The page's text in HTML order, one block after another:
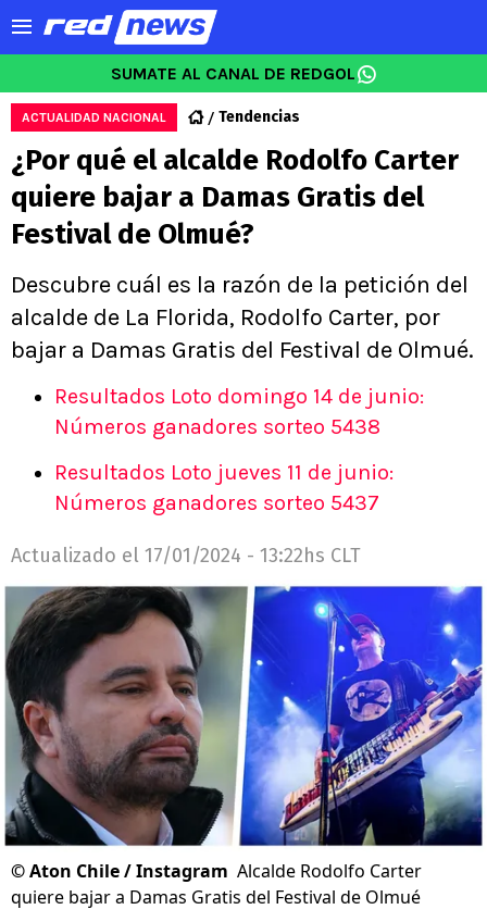
SUMATE AL CANAL DE REDGOL
ACTUALIDAD NACIONAL Tendencias
¿Por qué el alcalde Rodolfo Carter
quiere bajar a Damas Gratis del
Festival de Olmué?
Descubre cuál es la razón de la petición del
alcalde de La Florida, Rodolfo Carter, por
bajar a Damas Gratis del Festival de Olmué.
Resultados Loto domingo 14 de junio:
Números ganadores sorteo 5438
Resultados Loto jueves 11 de junio:
Números ganadores sorteo 5437
Actualizado el 17/01/2024 - 13:22hs CLT
©Aton Chile / Instagram Alcalde Rodolfo Carter
quiere bajar a Damas Gratis del Festival de Olmué